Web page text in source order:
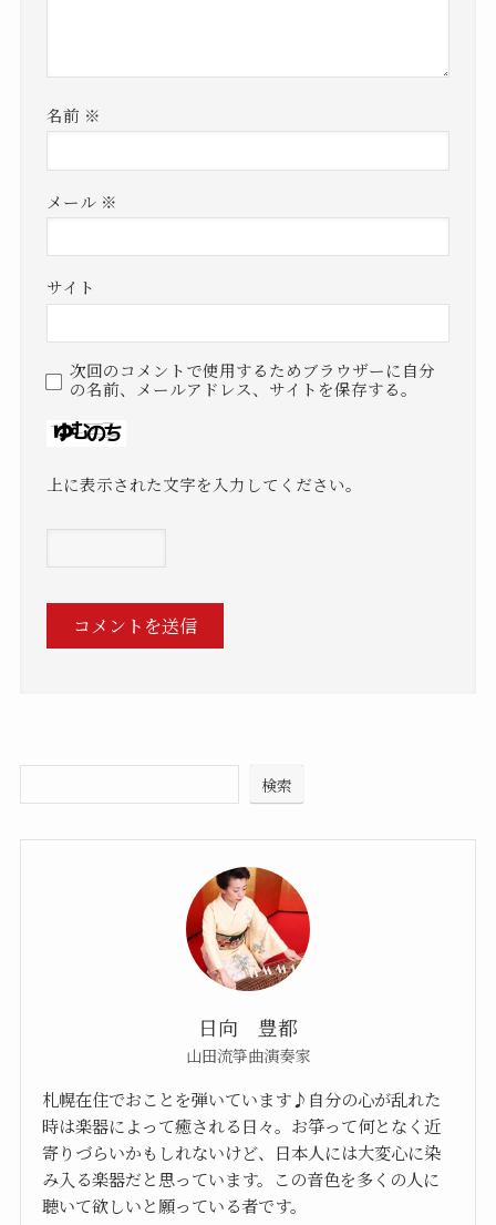
名前 ※
メール ※
サイト
次回のコメントで使用するためブラウザーに自分
の名前、メールアドレス、サイトを保存する。
上に表示された文字を入力してください。
検索
日向 豊都
山田流箏曲演奏家
札幌在住でおことを弾いています♪自分の心が乱れた
時は楽器によって癒される日々。お箏って何となく近
寄りづらいかもしれないけど、日本人には大変心に染
み入る楽器だと思っています。この音色を多くの人に
聴いて欲しいと願っている者です。